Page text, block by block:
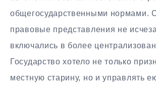
общегосударственными нормами.
правовые представления не
включались в более
Государство хотело не только
местную старину, но и управлять